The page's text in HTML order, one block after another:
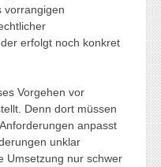
vorrangigen
erfolgt noch konkret
Vorgehen vor
Denn dort müssen
anpasst
unklar
Umsetzung nur schwer